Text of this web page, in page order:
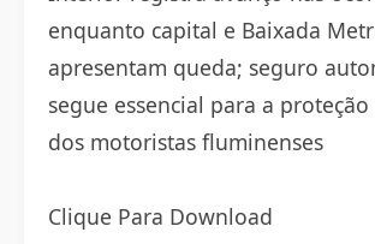
enquanto capital e Baixada
apresentam queda; seguro
segue essencial para a
dos motoristas fluminenses
Clique Para Download